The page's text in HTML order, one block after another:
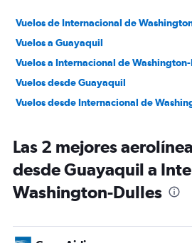
Vuelos de Internacional de
Vuelos a Guayaquil
Vuelos a Internacional de
Vuelos desde Guayaquil
Vuelos desde Internacional de
Las 2 mejores
desde Guayaquil a
Washington-Dulles